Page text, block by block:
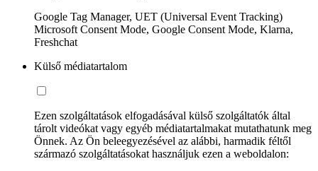
Google Tag Manager, UET (Universal Event Tracking)
Microsoft Consent Mode, Google Consent Mode, Klarna,
Freshchat
Külső médiatartalom
Ezen szolgáltatások elfogadásával külső szolgáltatók által
tárolt videókat vagy egyéb médiatartalmakat mutathatunk meg
Önnek. Az Ön beleegyezésével az alábbi, harmadik féltől
származó szolgáltatásokat használjuk ezen a weboldalon: